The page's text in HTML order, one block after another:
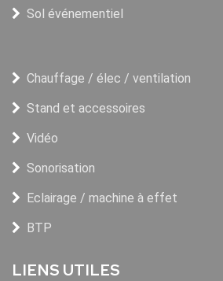
Sol événementiel
Chauffage / élec / ventilation
Stand et accessoires
Vidéo
Sonorisation
Eclairage / machine à effet
BTP
LIENS UTILES